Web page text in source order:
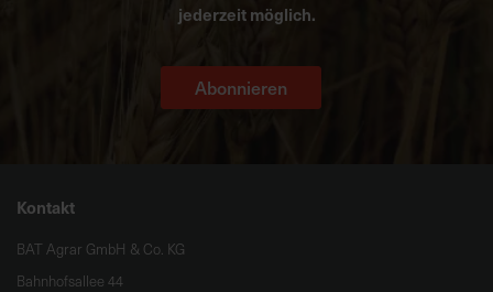
jederzeit möglich.
Abonnieren
Kontakt
BAT Agrar GmbH & Co. KG
Bahnhofsallee 44